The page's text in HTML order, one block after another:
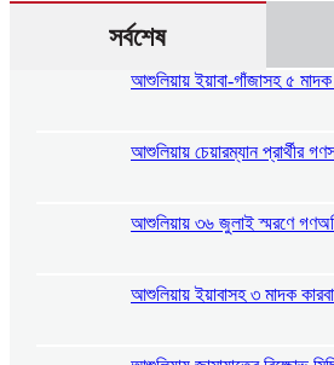
সর্বশেষ
আশুলিয়ায় ইয়াবা-গাঁজাসহ ৫ মাদক
আশুলিয়ায় চেয়ারম্যান প্রার্থীর
আশুলিয়ায় ৩৬ জুলাই স্মরণে
আশুলিয়ায় ইয়াবাসহ ৩ মাদক